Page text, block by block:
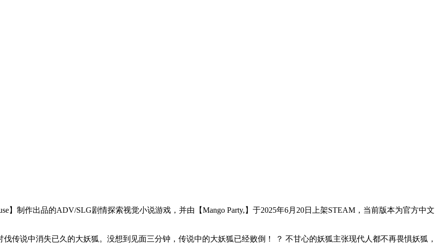
】制作出品的ADV/SLG剧情探索视觉小说游戏，并由【Mango Party,】于2025年6月20日上架STEAM，当前版本为官方中文
传说中消失已久的大妖狐。没想到见面三分钟，传说中的大妖狐已经败倒！ ？ 不甘心的妖狐主张现代人都不再畏惧妖狐，